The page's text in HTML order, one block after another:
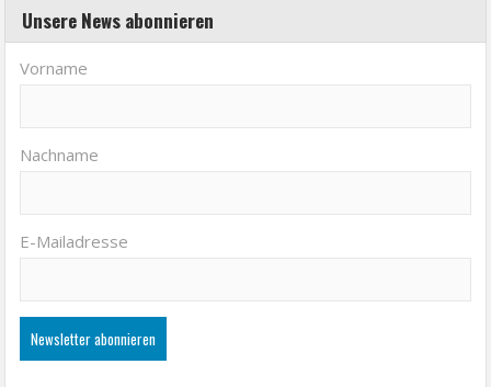
Unsere News abonnieren
Vorname
Nachname
E-Mailadresse